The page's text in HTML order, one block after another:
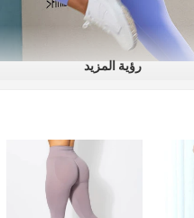
رؤية المزيد